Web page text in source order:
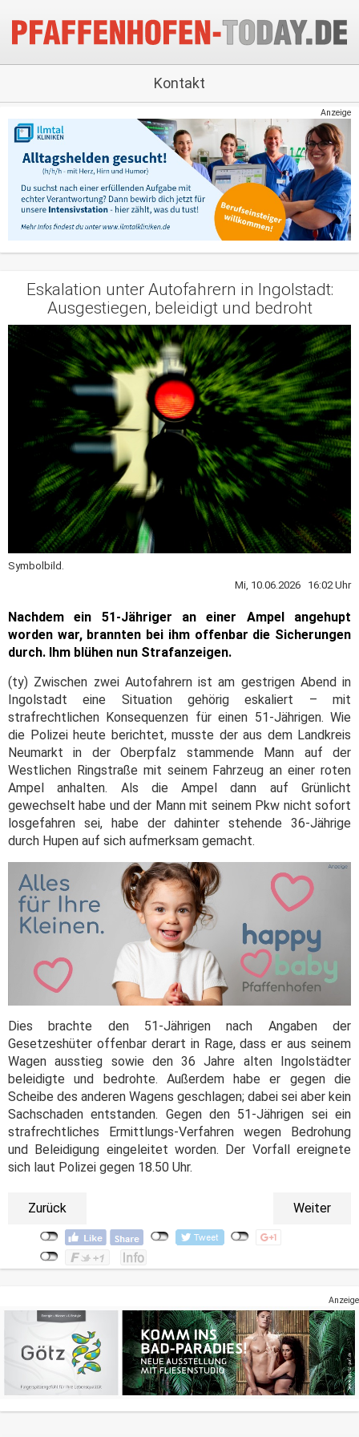
Kontakt
Anzeige
Eskalation unter Autofahrern in Ingolstadt:
Ausgestiegen, beleidigt und bedroht
Symbolbild.
Mi, 10.06.2026 16:02 Uhr
Nachdem ein 51-Jähriger an einer Ampel angehupt
worden war, brannten bei ihm offenbar die Sicherungen
durch. Ihm blühen nun Strafanzeigen.
(ty) Zwischen zwei Autofahrern ist am gestrigen Abend in
Ingolstadt eine Situation gehörig eskaliert – mit
strafrechtlichen Konsequenzen für einen 51-Jährigen. Wie
die Polizei heute berichtet, musste der aus dem Landkreis
Neumarkt in der Oberpfalz stammende Mann auf der
Westlichen Ringstraße mit seinem Fahrzeug an einer roten
Ampel anhalten. Als die Ampel dann auf Grünlicht
gewechselt habe und der Mann mit seinem Pkw nicht sofort
losgefahren sei, habe der dahinter stehende 36-Jährige
durch Hupen auf sich aufmerksam gemacht.
Dies brachte den 51-Jährigen nach Angaben der
Gesetzeshüter offenbar derart in Rage, dass er aus seinem
Wagen ausstieg sowie den 36 Jahre alten Ingolstädter
beleidigte und bedrohte. Außerdem habe er gegen die
Scheibe des anderen Wagens geschlagen; dabei sei aber kein
Sachschaden entstanden. Gegen den 51-Jährigen sei ein
strafrechtliches Ermittlungs-Verfahren wegen Bedrohung
und Beleidigung eingeleitet worden. Der Vorfall ereignete
sich laut Polizei gegen 18.50 Uhr.
Zurück Weiter
Anzeige